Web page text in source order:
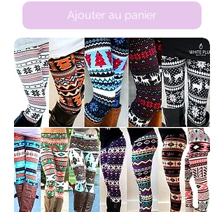
Ajouter au panier